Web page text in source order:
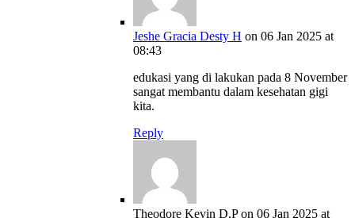
Jeshe Gracia Desty H on 06 Jan 2025 at
08:43
edukasi yang di lakukan pada 8 November
sangat membantu dalam kesehatan gigi
kita.
Reply
Theodore Kevin D.P on 06 Jan 2025 at